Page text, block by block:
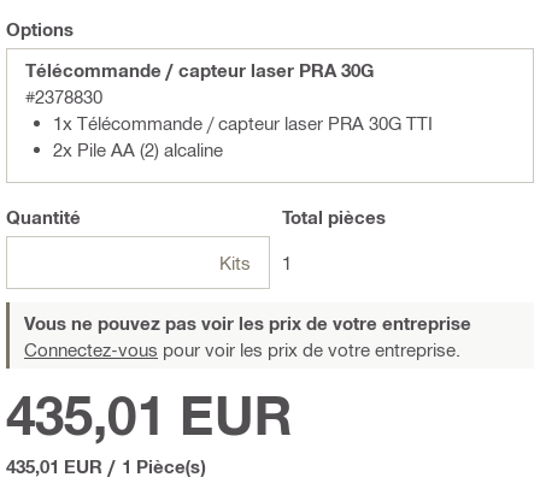
Options
Télécommande / capteur laser PRA 30G
#2378830
1x Télécommande / capteur laser PRA 30G TTI
2x Pile AA (2) alcaline
Quantité
Kits
Total pièces
1
Vous ne pouvez pas voir les prix de votre entreprise
Connectez-vous pour voir les prix de votre entreprise.
435,01 EUR
435,01 EUR / 1 Pièce(s)